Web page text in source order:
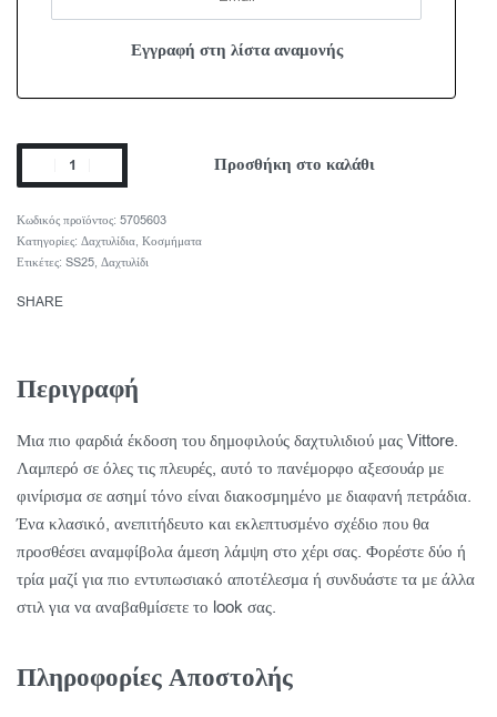
Προσθήκη στο καλάθι
5705603
Κατηγορίες: Δαχτυλίδια, Κοσμήματα
Ετικέτες: SS25, Δαχτυλίδι
SHARE
Περιγραφή
Μια πιο φαρδιά έκδοση του δημοφιλούς δαχτυλιδιού μας Vittore.
Λαμπερό σε όλες τις πλευρές, αυτό το πανέμορφο αξεσουάρ με
φινίρισμα σε ασημί τόνο είναι διακοσμημένο με διαφανή πετράδια.
Ένα κλασικό, ανεπιτήδευτο και εκλεπτυσμένο σχέδιο που θα
προσθέσει αναμφίβολα άμεση λάμψη στο χέρι σας. Φορέστε δύο ή
τρία μαζί για πιο εντυπωσιακό αποτέλεσμα ή συνδυάστε τα με άλλα
στιλ για να αναβαθμίσετε το look σας.
Πληροφορίες Αποστολής